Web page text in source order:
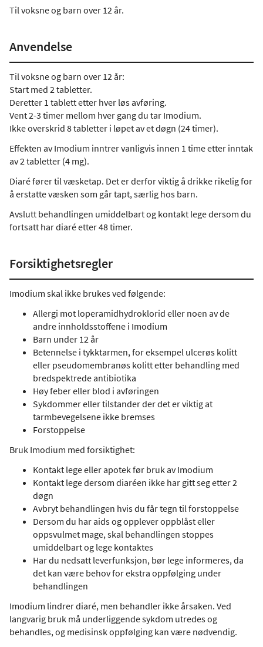
Til voksne og barn over 12 år.
Anvendelse
Til voksne og barn over 12 år:
Start med 2 tabletter.
Deretter 1 tablett etter hver løs avføring.
Vent 2-3 timer mellom hver gang du tar Imodium.
Ikke overskrid 8 tabletter i løpet av et døgn (24 timer).
Effekten av Imodium inntrer vanligvis innen 1 time etter inntak
av 2 tabletter (4 mg).
Diaré fører til væsketap. Det er derfor viktig å drikke rikelig for
å erstatte væsken som går tapt, særlig hos barn.
Avslutt behandlingen umiddelbart og kontakt lege dersom du
fortsatt har diaré etter 48 timer.
Forsiktighetsregler
Imodium skal ikke brukes ved følgende:
Allergi mot loperamidhydroklorid eller noen av de
andre innholdsstoffene i Imodium
Barn under 12 år
Betennelse i tykktarmen, for eksempel ulcerøs kolitt
eller pseudomembranøs kolitt etter behandling med
bredspektrede antibiotika
Høy feber eller blod i avføringen
Sykdommer eller tilstander der det er viktig at
tarmbevegelsene ikke bremses
Forstoppelse
Bruk Imodium med forsiktighet:
Kontakt lege eller apotek før bruk av Imodium
Kontakt lege dersom diaréen ikke har gitt seg etter 2
døgn
Avbryt behandlingen hvis du får tegn til forstoppelse
Dersom du har aids og opplever oppblåst eller
oppsvulmet mage, skal behandlingen stoppes
umiddelbart og lege kontaktes
Har du nedsatt leverfunksjon, bør lege informeres, da
det kan være behov for ekstra oppfølging under
behandlingen
Imodium lindrer diaré, men behandler ikke årsaken. Ved
langvarig bruk må underliggende sykdom utredes og
behandles, og medisinsk oppfølging kan være nødvendig.